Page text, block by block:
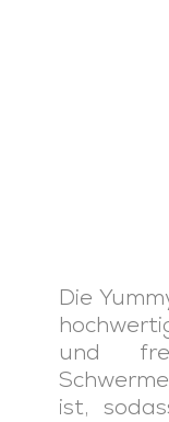
Die
und
ist,